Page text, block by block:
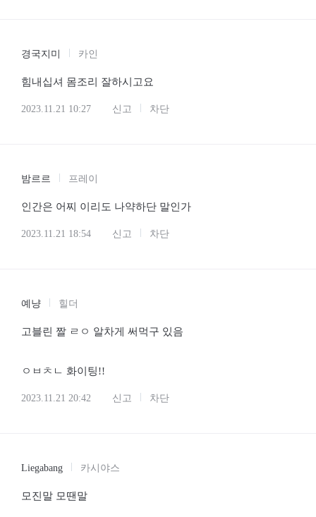
경국지미 카인
힘내십셔 몸조리 잘하시고요
2023.11.21 10:27 신고 차단
밤르르 프레이
인간은 어찌 이리도 나약하단 말인가
2023.11.21 18:54 신고 차단
예냥 힐더
고블린 짤 ㄹㅇ 알차게 써먹구 있음
ㅇㅂㅊㄴ 화이팅!!
2023.11.21 20:42 신고 차단
Liegabang 카시야스
모진말 모땐말